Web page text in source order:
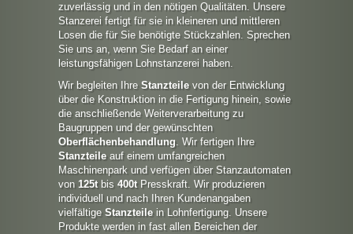
zuverlässig und in den nötigen Qualitäten. Unsere
Stanzerei fertigt für sie in kleineren und mittleren
Losen die für Sie benötigte Stückzahlen. Sprechen
Sie uns an, wenn Sie Bedarf an einer
leistungsfähigen Lohnstanzerei haben.
Wir begleiten Ihre Stanzteilevon der Entwicklung
über die Konstruktion in die Fertigung hinein, sowie
die anschließende Weiterverarbeitung zu
Baugruppen und der gewünschten
Oberflächenbehandlung. Wir fertigen Ihre
Stanzteileauf einem umfangreichen
Maschinenpark und verfügen über Stanzautomaten
von 125tbis 400t Presskraft. Wir produzieren
individuell und nach Ihren Kundenangaben
vielfältige Stanzteilein Lohnfertigung. Unsere
Produkte werden in fast allen Bereichen der